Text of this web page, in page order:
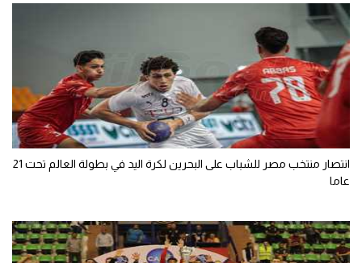
انتصار منتخب مصر للشباب على البحرين لكرة اليد في بطولة العالم تحت 21
عاما